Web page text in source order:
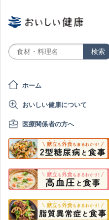
ホーム
おいしい健康について
医療関係者の方へ